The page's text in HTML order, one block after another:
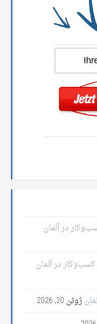
در آلمان
کسب‌وکار در آلمان
ژوئن 20, 2026